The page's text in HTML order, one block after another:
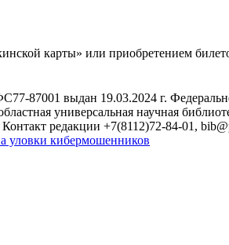
карты» или приобретением
87001 выдан 19.03.2024 г.
универсальная научная
редакции +7(8112)72-84-01,
уловки кибермошенников